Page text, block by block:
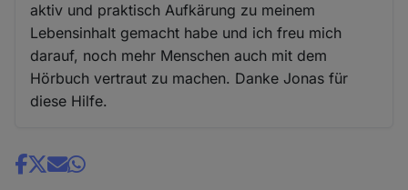
aktiv und praktisch Aufkärung zu meinem
Lebensinhalt gemacht habe und ich freu mich
darauf, noch mehr Menschen auch mit dem
Hörbuch vertraut zu machen. Danke Jonas für
diese Hilfe.
Share